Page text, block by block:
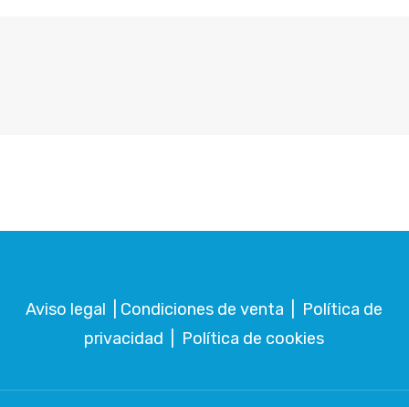
Aviso legal Condiciones de venta
Política de
privacidad
Política de cookies